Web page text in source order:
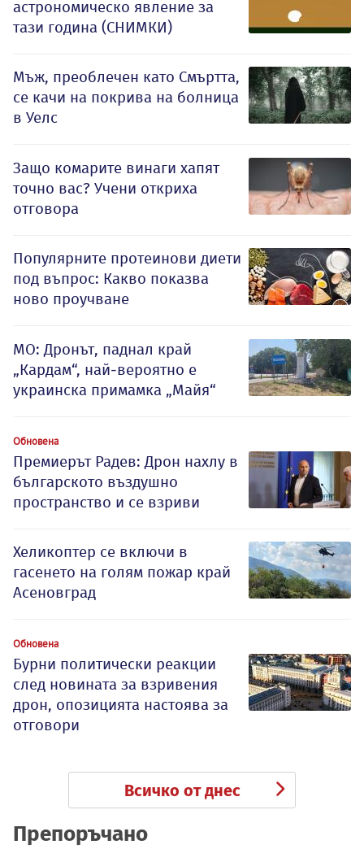
астрономическо явление за
тази година (СНИМКИ)
Мъж, преоблечен като Смъртта,
се качи на покрива на болница
в Уелс
Защо комарите винаги хапят
точно вас? Учени откриха
отговора
Популярните протеинови диети
под въпрос: Какво показва
ново проучване
МО: Дронът, паднал край
„Кардам“, най-вероятно е
украинска примамка „Майя“
Обновена
Премиерът Радев: Дрон нахлу в
българското въздушно
пространство и се взриви
Хеликоптер се включи в
гасенето на голям пожар край
Асеновград
Обновена
Бурни политически реакции
след новината за взривения
дрон, опозицията настоява за
отговори
Всичко от днес
Препоръчано